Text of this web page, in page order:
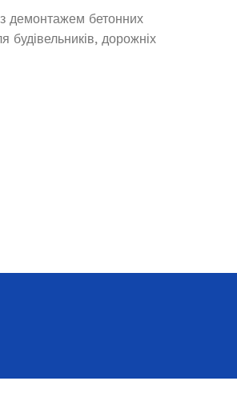
2.2кВт
з демонтажем бетонних
будівельників, дорожніх